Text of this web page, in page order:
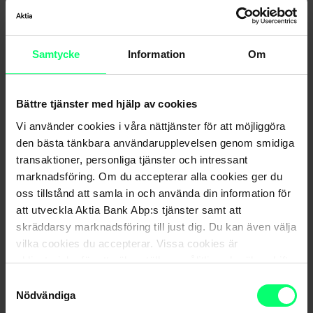
Samtycke Information Om
Bättre tjänster med hjälp av cookies
Vi använder cookies i våra nättjänster för att möjliggöra
den bästa tänkbara användarupplevelsen genom smidiga
transaktioner, personliga tjänster och intressant
marknadsföring. Om du accepterar alla cookies ger du
oss tillstånd att samla in och använda din information för
att utveckla Aktia Bank Abp:s tjänster samt att
skräddarsy marknadsföring till just dig. Du kan även välja
vilka cookies du accepterar. Vissa cookies är
obligatoriska för att säkerställa en pålitlig och säker drift
Nödvändiga
Aktia Bank Abp (”Aktia”) har producerat denna
presentation för investerarnas bruk. Informationen är
vara tillförlitliga. Aktia ansvarar dock varken för riktigheten
eller för fullständigheten av innehållet. Presentationen är
till för att som ett hjälpmedel bland andra verktyg hjälpa
investeraren att fatta beslut. Investerarens
investeringsbeslut är i sista hand hans eget och det bör
grunda sig på information och undersökningar som
investeraren själv anser vara tillräckliga. Investeraren bör
observera att det på marknaden kan ske snabba
förändringar som påverkar uppgifterna i denna
samarbetspartners eller anställda vid nämnda bolag